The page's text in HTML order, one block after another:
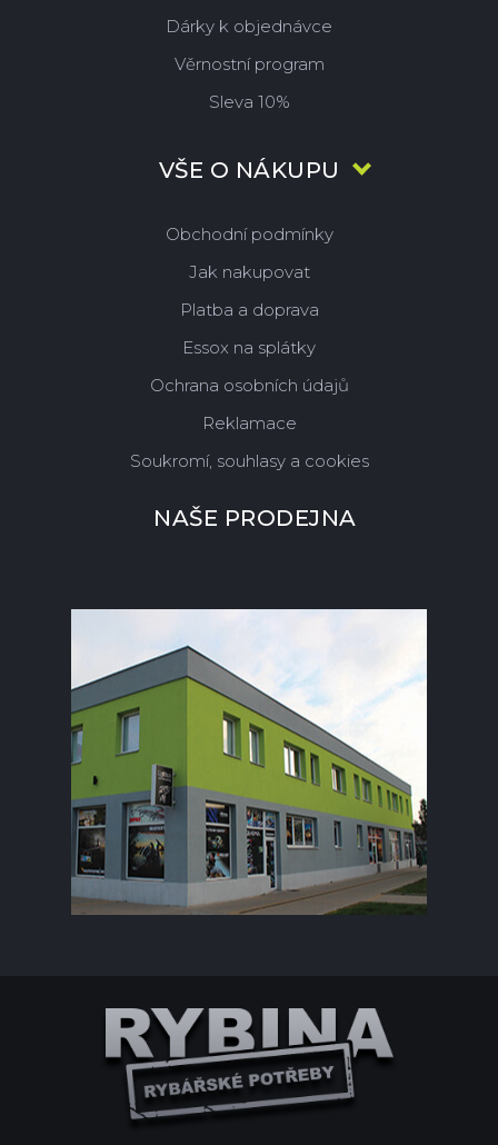
Dárky k objednávce
Věrnostní program
Sleva 10%
VŠE O NÁKUPU
Obchodní podmínky
Jak nakupovat
Platba a doprava
Essox na splátky
Ochrana osobních údajů
Reklamace
Soukromí, souhlasy a cookies
NAŠE PRODEJNA